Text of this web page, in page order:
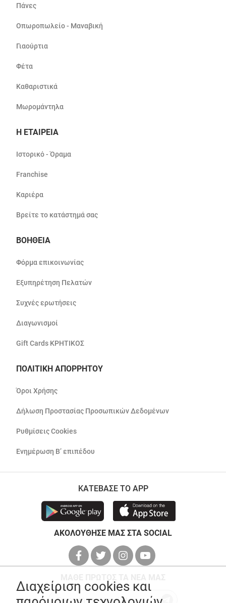
Πάνες
Οπωροπωλείο - Μαναβική
Γιαούρτια
Φέτα
Καθαριστικά
Μωρομάντηλα
Η ΕΤΑΙΡΕΙΑ
Ιστορικό - Όραμα
Franchise
Καριέρα
Βρείτε το κατάστημά σας
ΒΟΗΘΕΙΑ
Φόρμα επικοινωνίας
Εξυπηρέτηση Πελατών
Συχνές ερωτήσεις
Διαγωνισμοί
Gift Cards ΚΡΗΤΙΚΟΣ
ΠΟΛΙΤΙΚΗ ΑΠΟΡΡΗΤΟΥ
Όροι Χρήσης
Δήλωση Προστασίας Προσωπικών Δεδομένων
Ρυθμίσεις Cookies
Ενημέρωση Β’ επιπέδου
ΚΑΤΕΒΑΣΕ ΤΟ APP
ΑΚΟΛΟΥΘΗΣΕ ΜΑΣ ΣΤΑ SOCIAL
Διαχείριση cookies και